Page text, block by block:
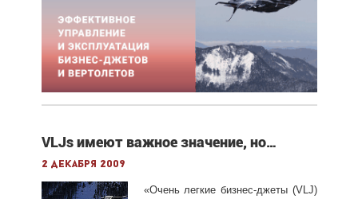
VLJs имеют важное значение, но…
2 декабря 2009
«Очень легкие бизнес-джеты (VLJ)